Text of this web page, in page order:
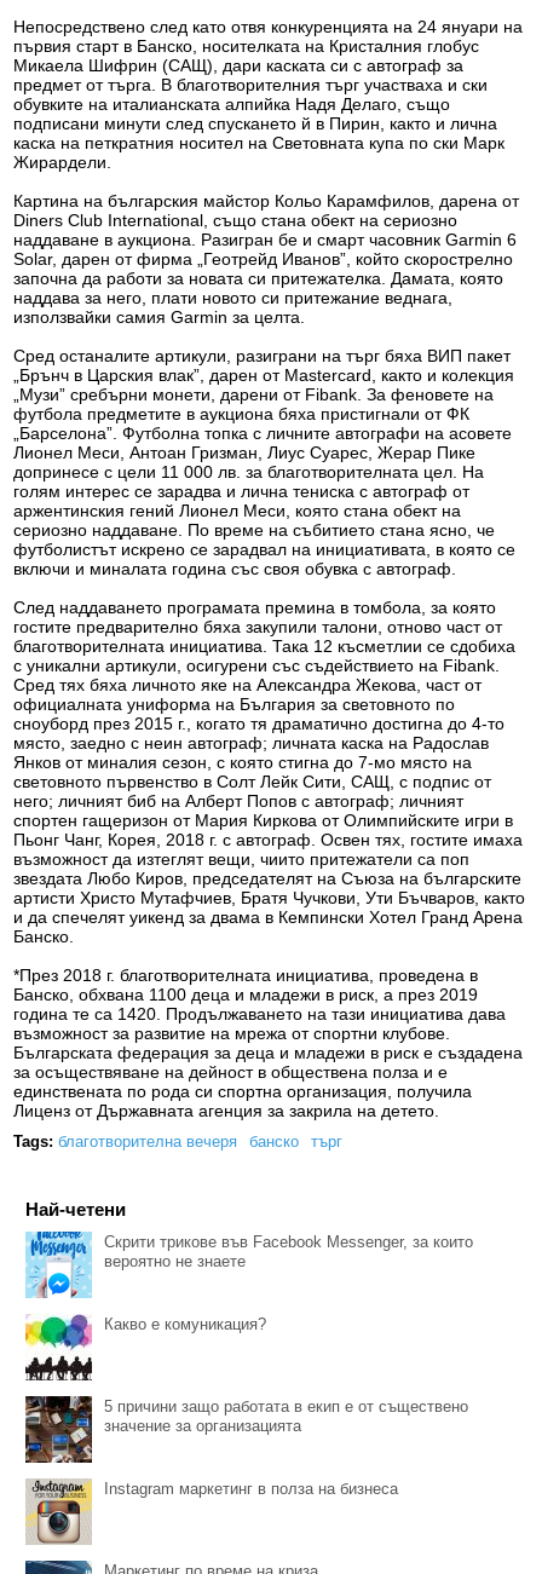
Непосредствено след като отвя конкуренцията на 24 януари на
първия старт в Банско, носителката на Кристалния глобус
Микаела Шифрин (САЩ), дари каската си с автограф за
предмет от търга. В благотворителния търг участваха и ски
обувките на италианската алпийка Надя Делаго, също
подписани минути след спускането й в Пирин, както и лична
каска на петкратния носител на Световната купа по ски Марк
Жирардели.
Картина на българския майстор Кольо Карамфилов, дарена от
Diners Club International, също стана обект на сериозно
наддаване в аукциона. Разигран бе и смарт часовник Garmin 6
Solar, дарен от фирма „Геотрейд Иванов”, който скорострелно
започна да работи за новата си притежателка. Дамата, която
наддава за него, плати новото си притежание веднага,
използвайки самия Garmin за целта.
Сред останалите артикули, разиграни на търг бяха ВИП пакет
„Брънч в Царския влак”, дарен от Mastercard, както и колекция
„Музи” сребърни монети, дарени от Fibank. За феновете на
футбола предметите в аукциона бяха пристигнали от ФК
„Барселона”. Футболна топка с личните автографи на асовете
Лионел Меси, Антоан Гризман, Лиус Суарес, Жерар Пике
допринесе с цели 11 000 лв. за благотворителната цел. На
голям интерес се зарадва и лична тениска с автограф от
аржентинския гений Лионел Меси, която стана обект на
сериозно наддаване. По време на събитието стана ясно, че
футболистът искрено се зарадвал на инициативата, в която се
включи и миналата година със своя обувка с автограф.
След наддаването програмата премина в томбола, за която
гостите предварително бяха закупили талони, отново част от
благотворителната инициатива. Така 12 късметлии се сдобиха
с уникални артикули, осигурени със съдействието на Fibank.
Сред тях бяха личното яке на Александра Жекова, част от
официалната униформа на България за световното по
сноуборд през 2015 г., когато тя драматично достигна до 4-то
място, заедно с неин автограф; личната каска на Радослав
Янков от миналия сезон, с която стигна до 7-мо място на
световното първенство в Солт Лейк Сити, САЩ, с подпис от
него; личният биб на Алберт Попов с автограф; личният
спортен гащеризон от Мария Киркова от Олимпийските игри в
Пьонг Чанг, Корея, 2018 г. с автограф. Освен тях, гостите имаха
възможност да изтеглят вещи, чиито притежатели са поп
звездата Любо Киров, председателят на Съюза на българските
артисти Христо Мутафчиев, Братя Чучкови, Ути Бъчваров, както
и да спечелят уикенд за двама в Кемпински Хотел Гранд Арена
Банско.
*През 2018 г. благотворителната инициатива, проведена в
Банско, обхвана 1100 деца и младежи в риск, а през 2019
година те са 1420. Продължаването на тази инициатива дава
възможност за развитие на мрежа от спортни клубове.
Българската федерация за деца и младежи в риск е създадена
за осъществяване на дейност в обществена полза и е
единствената по рода си спортна организация, получила
Лиценз от Държавната агенция за закрила на детето.
Tags:благотворителна вечеря банско търг
Най-четени
Скрити трикове във Facebook Messenger, за които
вероятно не знаете
Какво е комуникация?
5 причини защо работата в екип е от съществено
значение за организацията
Instagram маркетинг в полза на бизнеса